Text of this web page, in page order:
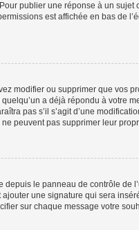
publier une réponse à un
est affichée en bas de
modifier ou supprimer que vos
a déjà répondu à votre
pas s’il s’agit d’une
peuvent pas supprimer leur
le panneau de contrôle
une signature qui sera
sur chaque message votre